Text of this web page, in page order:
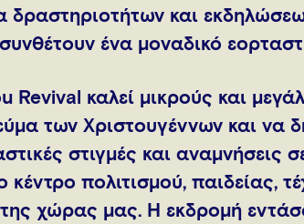
και
ένα μοναδικό
Revival καλεί μικρούς και
των Χριστουγέννων και να
στιγμές και αναμνήσεις
κέντρο πολιτισμού, παιδείας,
χώρας μας. Η εκδρομή